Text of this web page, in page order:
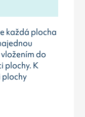
každá plocha
do
plochy. K